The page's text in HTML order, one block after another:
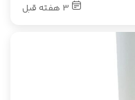
3 هفته قبل